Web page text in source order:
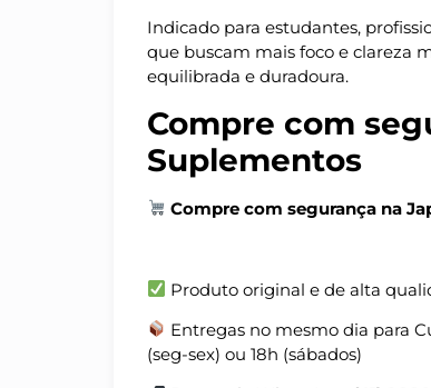
Indicado para estudantes,
que buscam mais foco e clareza
equilibrada e duradoura.
Compre com
Suplementos
Compre com segurança na
Produto original e de alta
Entregas no mesmo dia para
(seg-sex) ou 18h (sábados)